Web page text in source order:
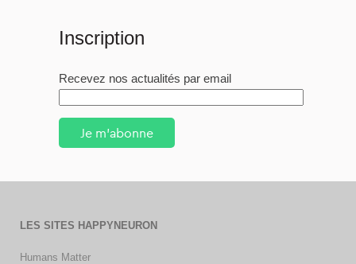
Inscription
Recevez nos actualités par email
Je m'abonne
LES SITES HAPPYNEURON
Humans Matter